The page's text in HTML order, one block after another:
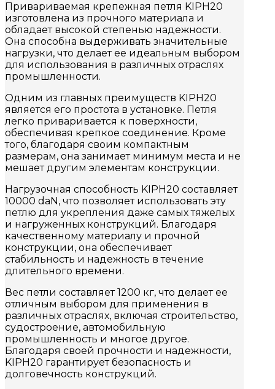
Привариваемая крепежная петля KIPH20
изготовлена из прочного материала и
обладает высокой степенью надежности.
Она способна выдерживать значительные
нагрузки, что делает ее идеальным выбором
для использования в различных отраслях
промышленности.
Одним из главных преимуществ KIPH20
является его простота в установке. Петля
легко приваривается к поверхности,
обеспечивая крепкое соединение. Кроме
того, благодаря своим компактным
размерам, она занимает минимум места и не
мешает другим элементам конструкции.
Нагрузочная способность KIPH20 составляет
10000 daN, что позволяет использовать эту
петлю для укрепления даже самых тяжелых
и нагруженных конструкций. Благодаря
качественному материалу и прочной
конструкции, она обеспечивает
стабильность и надежность в течение
длительного времени.
Вес петли составляет 1200 кг, что делает ее
отличным выбором для применения в
различных отраслях, включая строительство,
судостроение, автомобильную
промышленность и многое другое.
Благодаря своей прочности и надежности,
KIPH20 гарантирует безопасность и
долговечность конструкций.